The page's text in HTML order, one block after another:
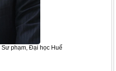
phạm, Đại học Huế